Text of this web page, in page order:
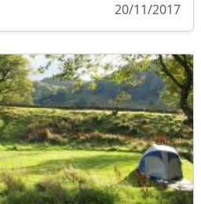
20/11/2017